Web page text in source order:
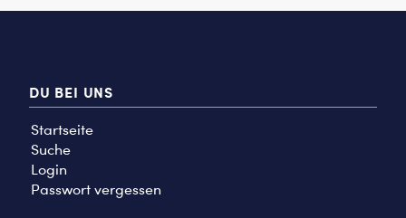
DU BEI UNS
Startseite
Suche
Login
Passwort vergessen